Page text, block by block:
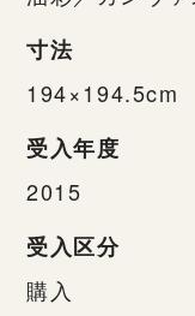
寸法
194×194.5cm
受入年度
2015
受入区分
購入